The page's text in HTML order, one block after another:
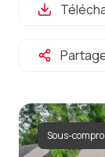
vendus
alerte
e-mail
Sous-